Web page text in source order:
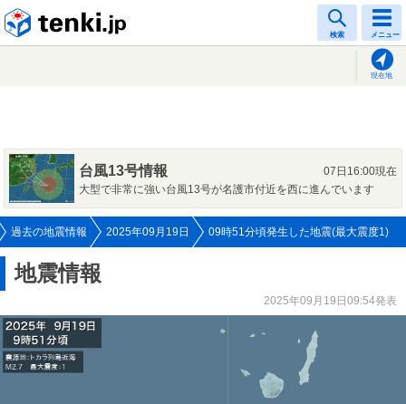
検索 メニュー
現在地
台風13号情報
07日16:00現在
大型で非常に強い台風13号が名護市付近を西に進んでいます
過去の地震情報 2025年09月19日 09時51分頃発生した地震(最大震度1)
地震情報
2025年09月19日09:54発表